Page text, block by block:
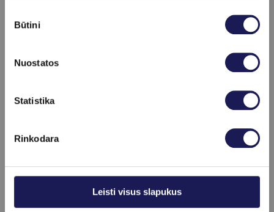
pasirinkimas
Būtini
Nuostatos
Statistika
Rinkodara
Leisti visus slapukus